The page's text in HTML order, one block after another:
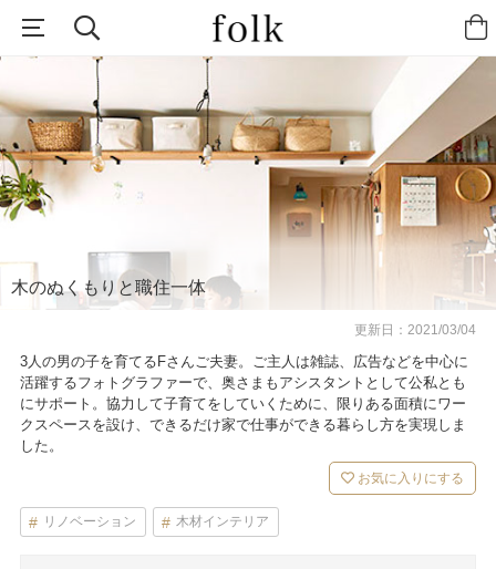
木のぬくもりと職住一体
更新日：2021/03/04
3人の男の子を育てるFさんご夫妻。ご主人は雑誌、広告などを中心に
活躍するフォトグラファーで、奥さまもアシスタントとして公私とも
にサポート。協力して子育てをしていくために、限りある面積にワー
クスペースを設け、できるだけ家で仕事ができる暮らし方を実現しま
した。
お気に入りにする
リノベーション 木材インテリア